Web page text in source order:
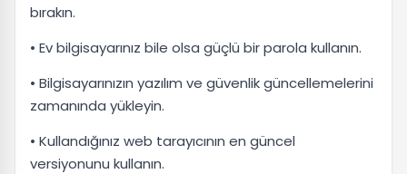
bırakın.
• Ev bilgisayarınız bile olsa güçlü bir parola kullanın.
• Bilgisayarınızın yazılım ve güvenlik güncellemelerini
zamanında yükleyin.
• Kullandığınız web tarayıcının en güncel
versiyonunu kullanın.